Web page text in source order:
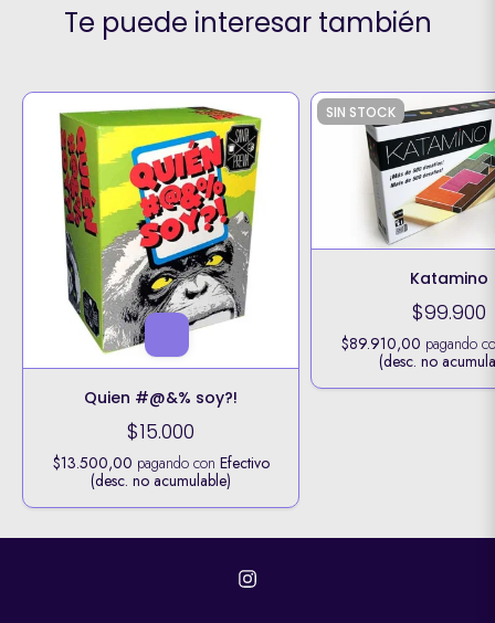
Te puede interesar también
Quien #@&% soy?!
$15.000
$13.500,00 pagando con Efectivo
(desc. no acumulable)
SIN STOCK
Katamino
$99.900
$89.910,00 pagando
(desc. no